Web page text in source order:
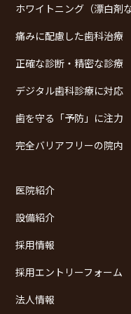
ホワイトニング（漂白剤
痛みに配慮した歯科治療
正確な診断・精密な診療
デジタル歯科診療に対応
歯を守る「予防」に注力
完全バリアフリーの院内
医院紹介
設備紹介
採用情報
採用エントリーフォーム
法人情報